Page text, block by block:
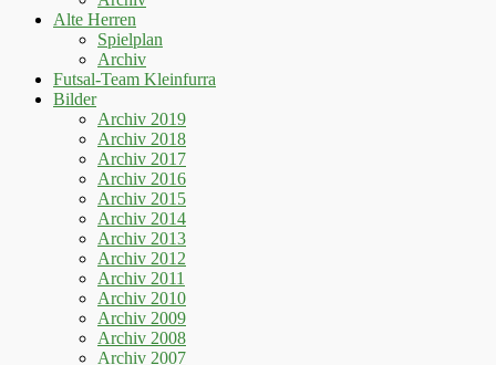
Alte Herren
Spielplan
Archiv
Futsal-Team Kleinfurra
Bilder
Archiv 2019
Archiv 2018
Archiv 2017
Archiv 2016
Archiv 2015
Archiv 2014
Archiv 2013
Archiv 2012
Archiv 2011
Archiv 2010
Archiv 2009
Archiv 2008
Archiv 2007